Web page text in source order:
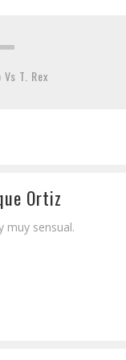
T. Rex
Ortiz
muy sensual.